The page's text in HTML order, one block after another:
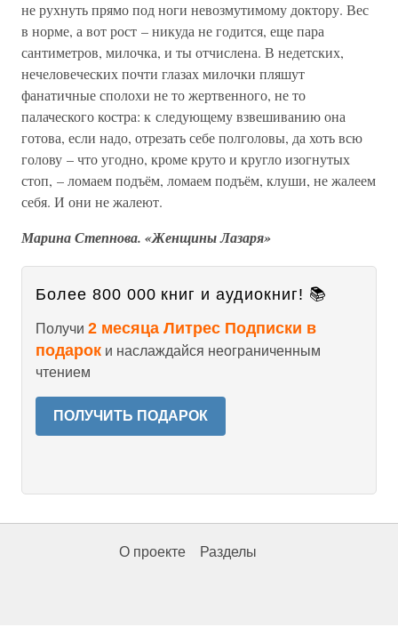
не рухнуть прямо под ноги невозмутимому доктору. Вес
в норме, а вот рост – никуда не годится, еще пара
сантиметров, милочка, и ты отчислена. В недетских,
нечеловеческих почти глазах милочки пляшут
фанатичные сполохи не то жертвенного, не то
палаческого костра: к следующему взвешиванию она
готова, если надо, отрезать себе полголовы, да хоть всю
голову – что угодно, кроме круто и кругло изогнутых
стоп, – ломаем подъём, ломаем подъём, клуши, не жалеем
себя. И они не жалеют.
Марина Степнова. «Женщины Лазаря»
Более 800 000 книг и аудиокниг! 📚
Получи 2 месяца Литрес Подписки в
подарок и наслаждайся неограниченным
чтением
ПОЛУЧИТЬ ПОДАРОК
О проекте Разделы